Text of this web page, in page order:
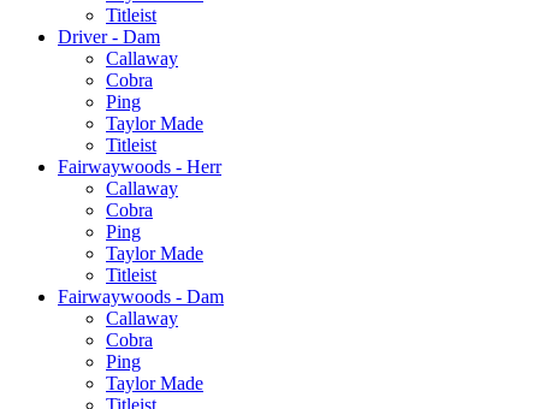
Titleist
Driver - Dam
Callaway
Cobra
Ping
Taylor Made
Titleist
Fairwaywoods - Herr
Callaway
Cobra
Ping
Taylor Made
Titleist
Fairwaywoods - Dam
Callaway
Cobra
Ping
Taylor Made